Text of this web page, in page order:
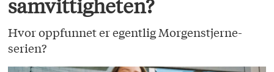
samvittigheten?
Hvor oppfunnet er egentlig Morgenstjerne-
serien?